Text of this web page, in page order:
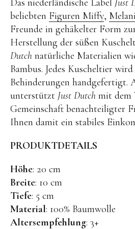
Lernspiele
GRIMM’S
Spielzeug aus dem
filipok
WOODEN
RADUGA
Konges Sløjd
KUMI MOOD
Das niederländische Label Just
beliebten Figuren Miffy,
Freunde in gehäkelter Form
Herstellung der süßen
Dutch natürliche Materialien
Bambus. Jedes Kuscheltier
Behinderungen handgefertigt.
unterstützt Just Dutch mit dem
Gemeinschaft benachteiligter
Ihnen damit ein stabiles
PRODUKTDETAILS
Höhe: 20 cm
Breite: 10 cm
Tiefe: 5 cm
Material: 100% Baumwolle
Altersempfehlung: 3+